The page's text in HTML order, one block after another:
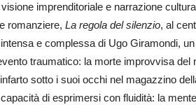
imprenditoriale e narrazione
romanziere, La regola del silenzio, al
e complessa di Ugo Giramondi,
traumatico: la morte improvvisa del
sotto i suoi occhi nel magazzino
di esprimersi con fluidità: la